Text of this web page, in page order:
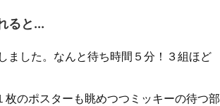
ると...
ました。なんと待ち時間５分！３組ほど
のポスターも眺めつつミッキーの待つ部